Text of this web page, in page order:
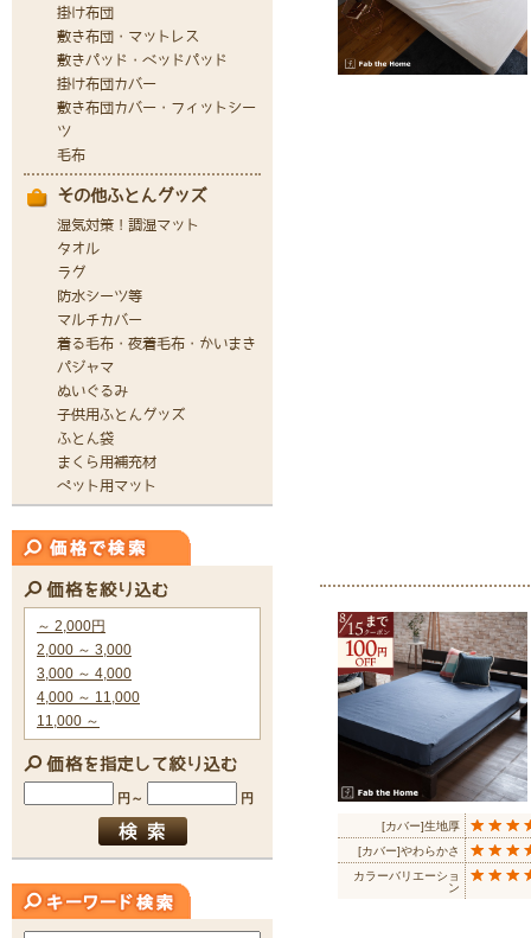
[カバー]生地厚
[カバー]やわらかさ
カラーバリエーショ
ン